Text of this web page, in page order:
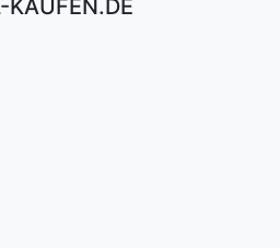
KAUFEN.DE